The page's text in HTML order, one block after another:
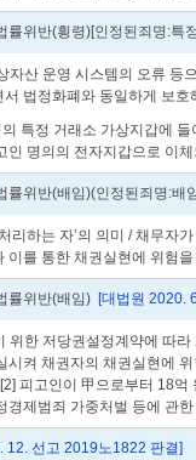
률위반(횡령)[인정된죄명:
자산 운영 시스템의 오류
법정화폐와 동일하게 보
특정 거래소 가상지갑에
명의의 전자지갑으로 이
률위반(배임)(인정된죄명:배
리하는 자’의 의미 / 채무
이를 통한 채권실현에 위험
률위반(배임) [대법원 2020.
위한 저당권설정계약에 따
시켜 채권자의 채권실현에
피고인이 甲으로부터 18
경제범죄 가중처벌 등에 관
12. 선고 2019노1822 판결]